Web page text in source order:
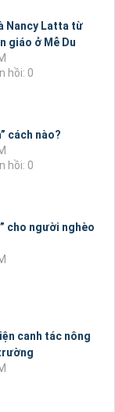
Nancy Latta từ
giáo ở Mễ Du
hồi: 0
cách nào?
hồi: 0
cho người nghèo
canh tác nông